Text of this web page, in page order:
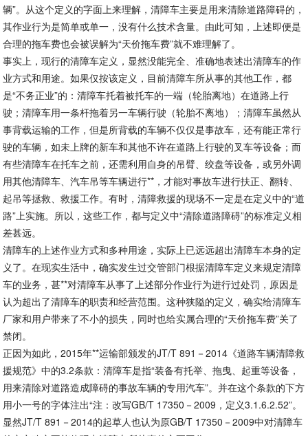
辆”。从这个定义的字面上来理解，清障车主要是用来清除道路障碍的，
其作业行为是简单或单一，没有什么技术含量。由此可知，上述即便是
合理的拖车费也会被误解为“天价拖车费”就不难理解了。
事实上，现行的清障车定义，显然没能完全、准确地表述出清障车的作
业方式和用途。如果仅按该定义，目前清障车所从事的其他工作，都
是“不务正业”的：清障车托着被托车的一端（轮胎离地）在道路上行
驶；清障车用一条杆拖着另一车辆行驶（轮胎不离地）；清障车虽然从
事背载运输的工作，但是所背载的车辆不仅仅是事故车，还有能正常行
驶的车辆，如未上牌的新车和其他不许在道路上行驶的叉车等设备；而
有些清障车在托车之前，还需利用自身的吊臂、绞盘等设备，或另外调
用其他清障车、汽车吊等车辆进行**，才能对事故车进行扶正、翻转、
起吊等拯救、救援工作。有时，清障救援的现场不一定是在定义中的“道
路”上实施。所以，这些工作，都与定义中“清除道路障碍”的标准定义相
差甚远。
清障车的上述作业方式和多种用途，实际上已远远超出清障车本身的定
义了。在现实生活中，确实发生过交管部门根据清障车定义来规定清障
车的业务，甚**对清障车从事了上述部分作业行为进行过处罚，原因是
认为超出了清障车的职责和经营范围。这种狭隘的定义，确实给清障车
厂家和用户带来了不小的损失，同时也给实属合理的“天价拖车费”关了
禁闭。
正因为如此，2015年**运输部颁发的JT/T 891－2014《道路车辆清障救
援规范》中的3.2条款：清障车是指“装备有托举、拖曳、起重等设备，
用来清除对道路造成障碍的事故车辆的专用汽车”。并在这个条款的下方
用小一号的字体注出“注：改写GB/T 17350－2009，定义3.1.6.2.52”。
显然JT/T 891－2014的起草人也认为原GB/T 17350－2009中对清障车